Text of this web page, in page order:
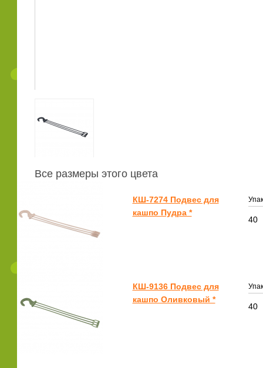
Все размеры этого цвета
КШ-7274 Подвес для
кашпо Пудра *
40
КШ-9136 Подвес для
кашпо Оливковый *
40